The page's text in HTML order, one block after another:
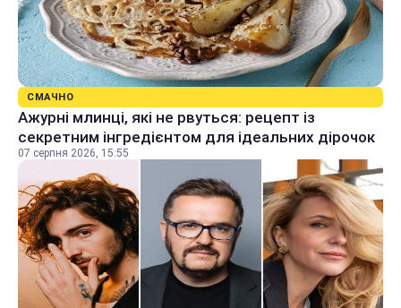
СМАЧНО
Ажурні млинці, які не рвуться: рецепт із
секретним інгредієнтом для ідеальних дірочок
07 серпня 2026, 15:55